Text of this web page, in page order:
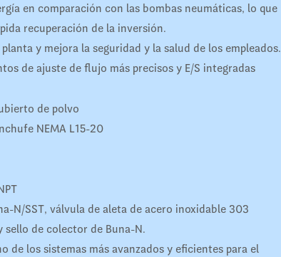
en comparación con las bombas neumáticas, lo que
recuperación de la inversión.
y mejora la seguridad y la salud de los empleados.
de ajuste de flujo más precisos y E/S integradas
de polvo
NEMA L15-20
N/SST, válvula de aleta de acero inoxidable 303
sello de colector de Buna-N.
de los sistemas más avanzados y eficientes para el